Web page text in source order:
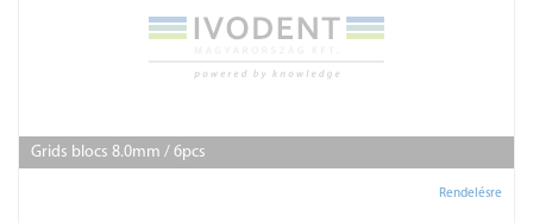
Grids blocs 8.0mm / 6pcs
Rendelésre